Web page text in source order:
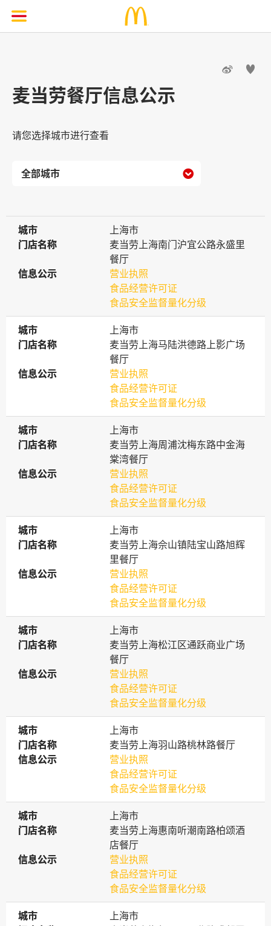
 
麦当劳餐厅信息公示
请您选择城市进行查看

城市
城市
上海市
门店名称
门店名称
麦当劳上海南门沪宜公路永盛里
餐厅
信息公示
信息公示
营业执照
食品经营许可证
食品安全监督量化分级
城市
城市
上海市
门店名称
门店名称
麦当劳上海马陆洪德路上影广场
餐厅
信息公示
信息公示
营业执照
食品经营许可证
食品安全监督量化分级
城市
城市
上海市
门店名称
门店名称
麦当劳上海周浦沈梅东路中金海
棠湾餐厅
信息公示
信息公示
营业执照
食品经营许可证
食品安全监督量化分级
城市
城市
上海市
门店名称
门店名称
麦当劳上海佘山镇陆宝山路旭辉
里餐厅
信息公示
信息公示
营业执照
食品经营许可证
食品安全监督量化分级
城市
城市
上海市
门店名称
门店名称
麦当劳上海松江区通跃商业广场
餐厅
信息公示
信息公示
营业执照
食品经营许可证
食品安全监督量化分级
城市
城市
上海市
门店名称
门店名称
麦当劳上海羽山路桃林路餐厅
信息公示
信息公示
营业执照
食品经营许可证
食品安全监督量化分级
城市
城市
上海市
门店名称
门店名称
麦当劳上海惠南听潮南路柏颂酒
店餐厅
信息公示
信息公示
营业执照
食品经营许可证
食品安全监督量化分级
城市
城市
上海市